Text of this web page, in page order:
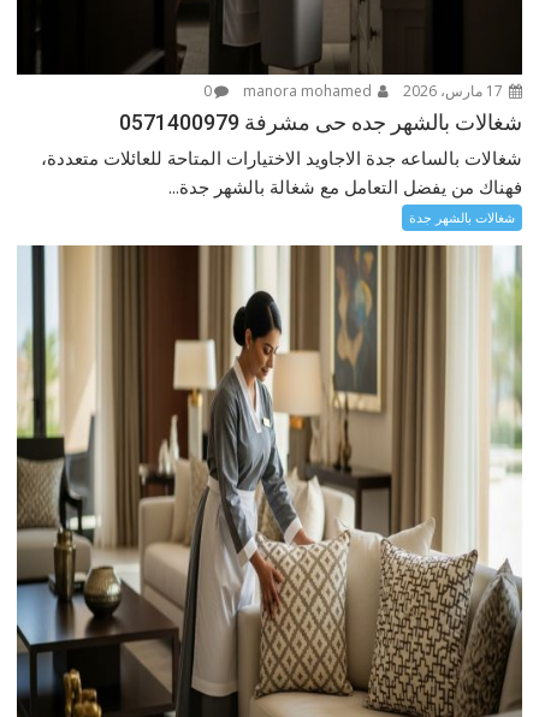
0
شغالات بالشهر جده حى مشرفة 0571400979
شغالات بالساعه جدة الاجاويد الاختيارات المتاحة للعائلات متعددة،
فهناك من يفضل التعامل مع شغالة بالشهر جدة...
شغالات بالشهر جدة